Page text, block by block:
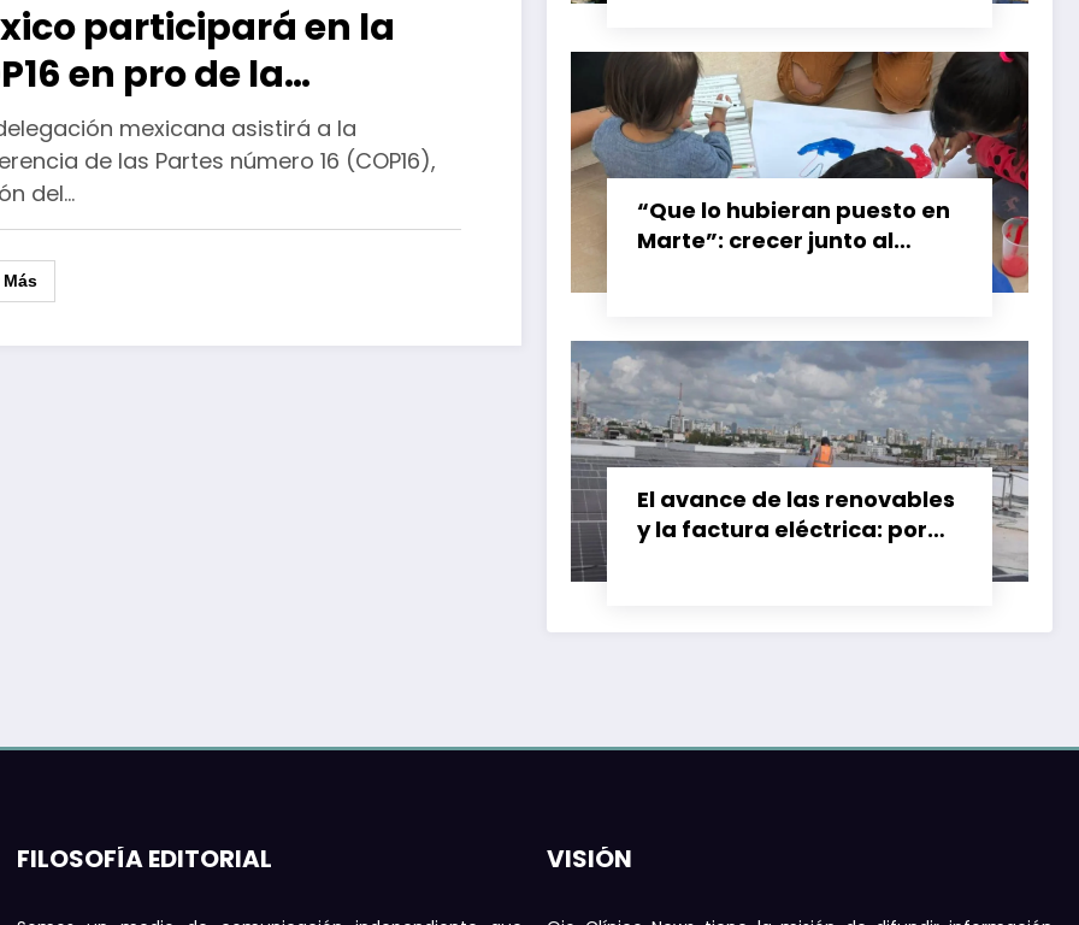
participará en la
en pro de la
mexicana asistirá a la
de las Partes número 16 (COP16),
del…
Más
“Que lo hubieran puesto en
Marte”: crecer junto al
El avance de las renovables
y la factura eléctrica: por
FILOSOFÍA EDITORIAL VISIÓN